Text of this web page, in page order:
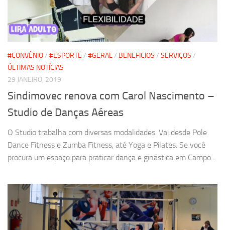
#CONVÊNIO/ #ESPORTE / #GERAL/ BENEFICIOS / SERVIÇOS /
ÚLTIMAS NOTÍCIAS
29 JANEIRO, 2019
Sindimovec renova com Carol Nascimento –
Studio de Danças Aéreas
O Studio trabalha com diversas modalidades. Vai desde Pole
Dance Fitness e Zumba Fitness, até Yoga e Pilates. Se você
procura um espaço para praticar dança e ginástica em Campo...